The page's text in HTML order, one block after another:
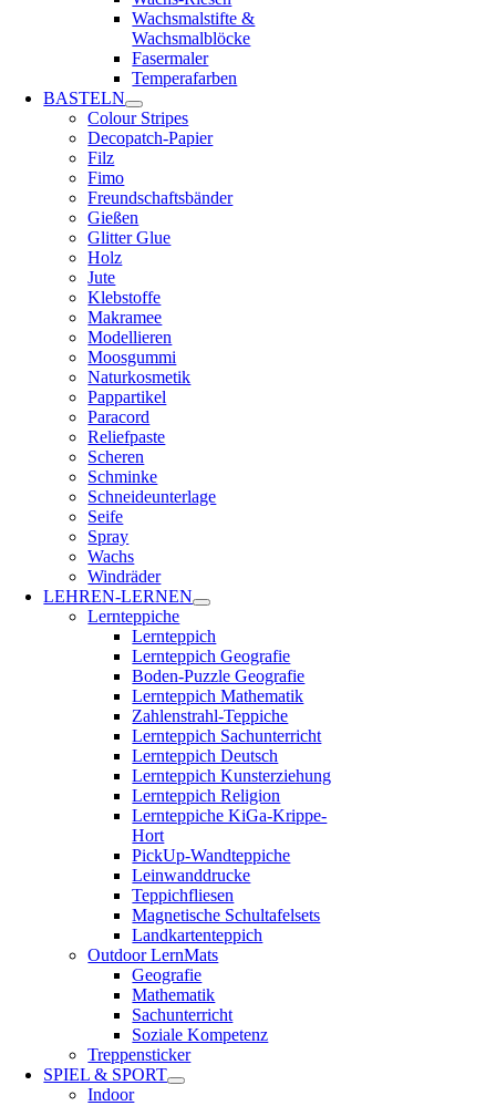
Wachsmalstifte &
Wachsmalblöcke
Fasermaler
Temperafarben
BASTELN
Colour Stripes
Decopatch-Papier
Filz
Fimo
Freundschaftsbänder
Gießen
Glitter Glue
Holz
Jute
Klebstoffe
Makramee
Modellieren
Moosgummi
Naturkosmetik
Pappartikel
Paracord
Reliefpaste
Scheren
Schminke
Schneideunterlage
Seife
Spray
Wachs
Windräder
LEHREN-LERNEN
Lernteppiche
Lernteppich
Lernteppich Geografie
Boden-Puzzle Geografie
Lernteppich Mathematik
Zahlenstrahl-Teppiche
Lernteppich Sachunterricht
Lernteppich Deutsch
Lernteppich Kunsterziehung
Lernteppich Religion
Lernteppiche KiGa-Krippe-
Hort
PickUp-Wandteppiche
Leinwanddrucke
Teppichfliesen
Magnetische Schultafelsets
Landkartenteppich
Outdoor LernMats
Geografie
Mathematik
Sachunterricht
Soziale Kompetenz
Treppensticker
SPIEL & SPORT
Indoor